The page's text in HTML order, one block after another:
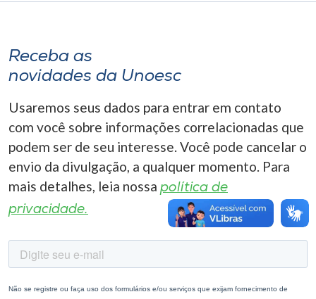
Selecione
A+
A-
Receba as
novidades da Unoesc
Usaremos seus dados para entrar em contato
com você sobre informações correlacionadas que
podem ser de seu interesse. Você pode cancelar o
envio da divulgação, a qualquer momento. Para
mais detalhes, leia nossa política de
privacidade.